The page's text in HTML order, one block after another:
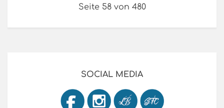
Seite 58 von 480
SOCIAL MEDIA